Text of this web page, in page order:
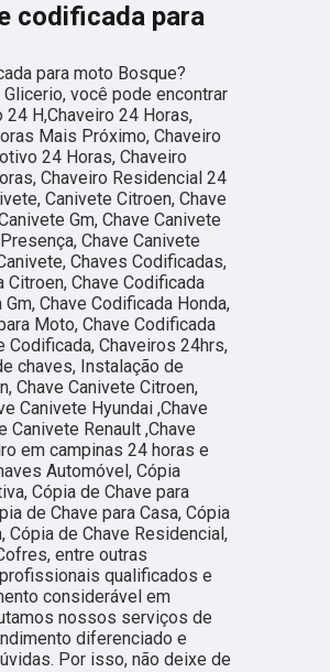
codificada para
para moto Bosque?
você pode encontrar
H,Chaveiro 24 Horas,
Mais Próximo, Chaveiro
24 Horas, Chaveiro
Chaveiro Residencial 24
Canivete Citroen, Chave
Gm, Chave Canivete
Chave Canivete
Chaves Codificadas,
Citroen, Chave Codificada
Chave Codificada Honda,
Moto, Chave Codificada
Codificada, Chaveiros 24hrs,
chaves, Instalação de
Chave Canivete Citroen,
Canivete Hyundai ,Chave
Canivete Renault ,Chave
em campinas 24 horas e
Automóvel, Cópia
Cópia de Chave para
de Chave para Casa, Cópia
Cópia de Chave Residencial,
entre outras
qualificados e
considerável em
nossos serviços de
diferenciado e
Por isso, não deixe de